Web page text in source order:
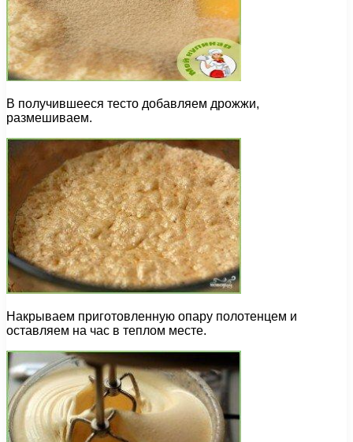
В получившееся тесто добавляем дрожжи,
размешиваем.
Накрываем приготовленную опару полотенцем и
оставляем на час в теплом месте.